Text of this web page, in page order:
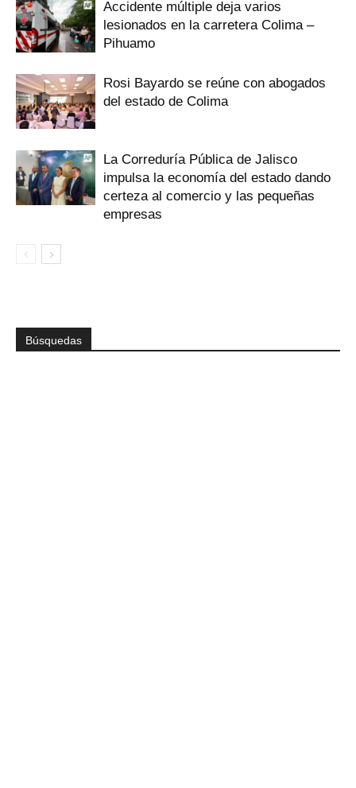
Accidente múltiple deja varios
lesionados en la carretera Colima –
Pihuamo
Rosi Bayardo se reúne con abogados
del estado de Colima
La Correduría Pública de Jalisco
impulsa la economía del estado dando
certeza al comercio y las pequeñas
empresas
Búsquedas